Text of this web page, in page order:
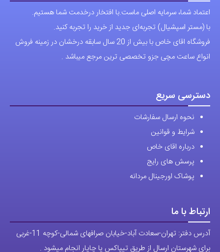
اعتماد شما، سرمایه اصلی ماست.با افتخار درخدمت شما هستیم.
با (مستر اسپشیال) تجربه‌ای جدید از خرید را تجربه کنید.
فروشگاه اقای خاص با بیش از 20 سال سابقه درخشان در زمینه فروش
انواع ساعت مچی جزو تخصصی ترین مرجع میباشد .
دسترسی سریع
نحوه ارسال سفارشات
شرایط و قوانین
درباره اقای خاص
پرسش های رایج
پوشاک اورجینال مردانه
ارتباط با ما
آدرس دفتر: تهران-سعادت آباد-خیابان صرافهای شمالی-کوچه 11-غربی
برای شهرستان ارسال از طریق تیپاکس یا چاپار انجام میشود .